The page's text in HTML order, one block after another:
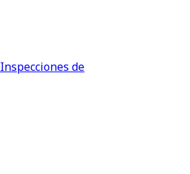
Inspecciones de